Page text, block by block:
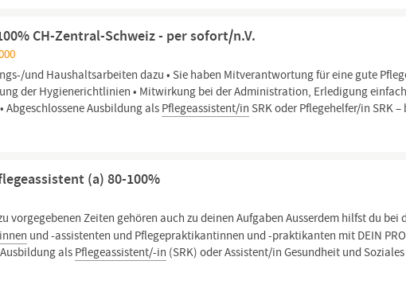
CH-Zentral-Schweiz - per sofort/n.V.
und Haushaltsarbeiten dazu • Sie haben Mitverantwortung für eine gute
der Hygienerichtlinien • Mitwirkung bei der Administration, Erledigung
Abgeschlossene Ausbildung alsPflegeassistent/in SRK oder Pflegehelfer/in SRK –
(a) 80-100%
vorgegebenen Zeiten gehören auch zu deinen Aufgaben Ausserdem hilfst du bei
und -assistenten und Pflegepraktikantinnen und -praktikanten mit DEIN
als Pflegeassistent/-in (SRK) oder Assistent/in Gesundheit und Soziales